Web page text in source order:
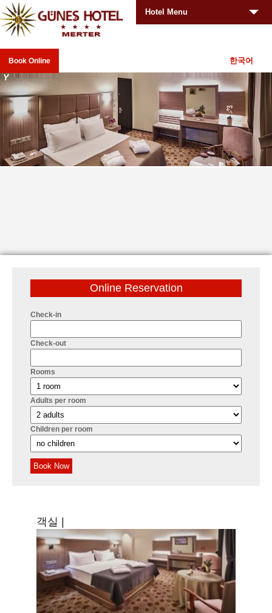
You_
Hotel Menu
Book Online 한국어
Online Reservation
Check-in
Check-out
Rooms
Adults per room
Children per room
Book Now
객실 |